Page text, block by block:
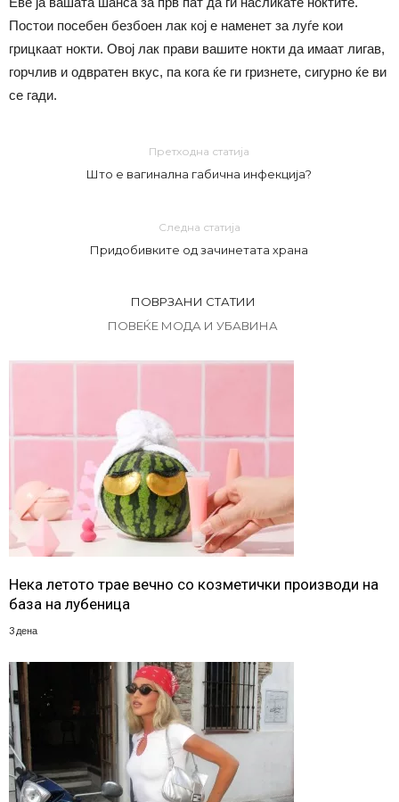
Постои посебен безбоен лак кој е наменет за луѓе кои
грицкаат нокти. Овој лак прави вашите нокти да имаат лигав,
горчлив и одвратен вкус, па кога ќе ги гризнете, сигурно ќе ви
се гади.
Претходна статија
Што е вагинална габична инфекција?
Следна статија
Придобивките од зачинетата храна
ПОВРЗАНИ СТАТИИ
ПОВЕЌЕ МОДА И УБАВИНА
Нека летото трае вечно со козметички производи на
база на лубеница
3 дена